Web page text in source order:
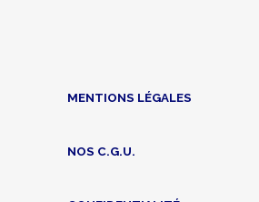
MENTIONS LÉGALES
NOS C.G.U.